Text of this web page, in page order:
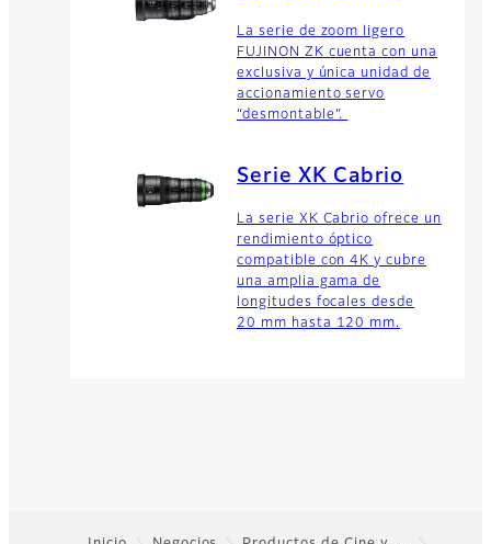
La serie de zoom ligero
FUJINON ZK cuenta con una
exclusiva y única unidad de
accionamiento servo
“desmontable”.
Serie XK Cabrio
La serie XK Cabrio ofrece un
rendimiento óptico
compatible con 4K y cubre
una amplia gama de
longitudes focales desde
20 mm hasta 120 mm.